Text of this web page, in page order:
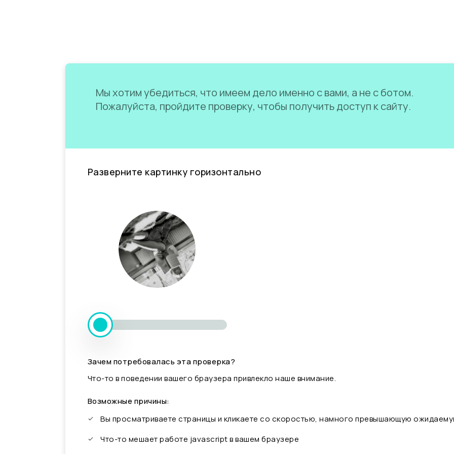
Мы хотим убедиться, что имеем дело именно с вами, а не с ботом.
Пожалуйста, пройдите проверку, чтобы получить доступ к сайту.
Разверните картинку горизонтально
Зачем потребовалась эта проверка?
Что-то в поведении вашего браузера привлекло наше внимание.
Возможные причины:
Вы просматриваете страницы и кликаете со скоростью, намного превышающую
Что-то мешает работе javascript в вашем браузере